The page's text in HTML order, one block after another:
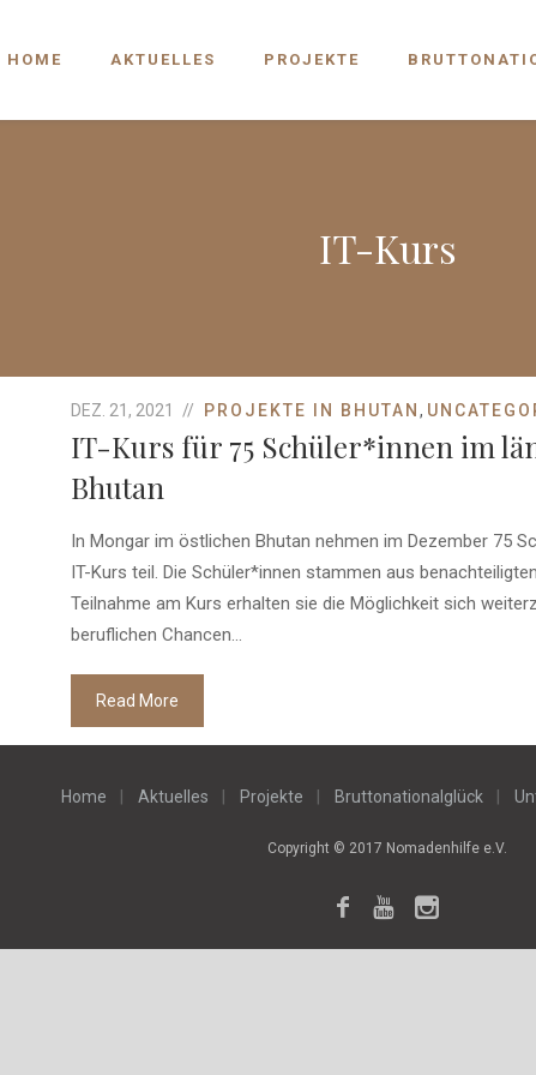
HOME AKTUELLES PROJEKTE
IT-Kurs
DEZ. 21, 2021 PROJEKTE IN BHUTAN ,
IT-Kurs für 75 Schüler*innen im
Bhutan
In Mongar im östlichen Bhutan nehmen im Dezember 75
IT-Kurs teil. Die Schüler*innen stammen aus
Teilnahme am Kurs erhalten sie die Möglichkeit sich
beruflichen Chancen...
Read More
Home Aktuelles Projekte Bruttonationalglück
Copyright © 2017 Nomadenhilfe e.V.